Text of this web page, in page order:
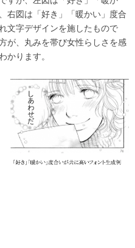
右図は「好き」「暖かい」度合
文字デザインを施したもので
が、丸みを帯び女性らしさを感
かります。